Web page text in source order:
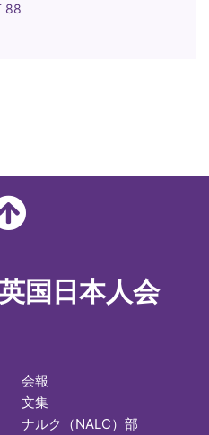
88
国日本人会
会報
文集
ナルク（NALC）部